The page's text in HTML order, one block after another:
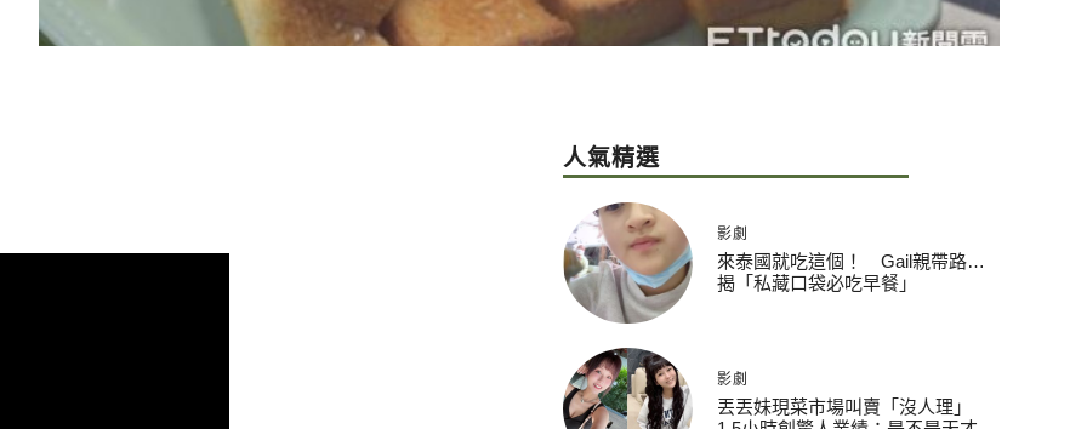
人氣精選
影劇
來泰國就吃這個！ Gail親帶路…
揭「私藏口袋必吃早餐」
影劇
丟丟妹現菜市場叫賣「沒人理」